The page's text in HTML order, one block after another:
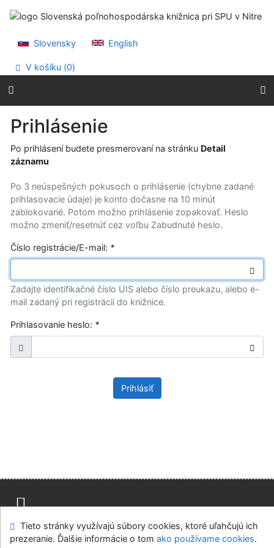
Prejsť na menu
Slovensky
English
V košíku (0)
Prihlásenie
Po prihlásení budete presmerovaní na stránku Detail
záznamu
Po 3 neúspešných pokusoch o prihlásenie (chybne zadané
prihlasovacie údaje) je konto dočasne na 10 minút
zablokované. Potom možno prihlásenie zopakovať. Heslo
možno zmeniť/resetnúť cez voľbu Zabudnuté heslo.
Číslo registrácie/E-mail: *
Zadajte identifikačné číslo UIS alebo číslo preukazu, alebo e-
mail zadaný pri registrácii do knižnice.
Prihlasovanie heslo: *
Prihlásiť
Mapa stránok Prístupnosť
Súkromie
Modul OpenSearch
Napíšte nám Nastavenie cookies
Tieto stránky využívajú súbory cookies, ktoré uľahčujú ich
prezeranie. Ďalšie informácie o tom ako používame cookies.